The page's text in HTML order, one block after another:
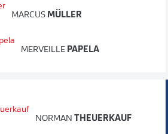
MARCUS MÜLLER
MERVEILLE PAPELA
NORMAN THEUERKAUF